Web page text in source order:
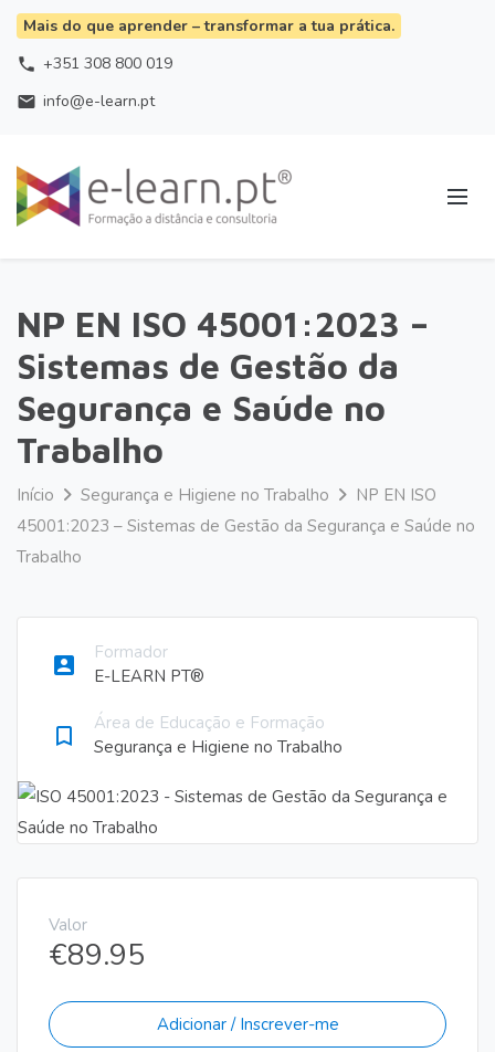
Mais do que aprender – transformar a tua prática.
phone +351 308 800 019
email info@e-learn.pt
NP EN ISO 45001:2023 –
Sistemas de Gestão da
Segurança e Saúde no
Trabalho
Início Segurança e Higiene no Trabalho
NP EN ISO
45001:2023 – Sistemas de Gestão da Segurança e Saúde no
Trabalho
account_box
Formador
E-LEARN PT®
bookmark_border
Área de Educação e Formação
Segurança e Higiene no Trabalho
Valor
€89.95
Adicionar / Inscrever-me